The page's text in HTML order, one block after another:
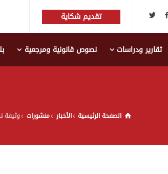
تقديم شكاية
تقارير ودراسات نصوص قانونية ومرجعية
الصفحة الرئيسية الأخبار منشورات وثيقة